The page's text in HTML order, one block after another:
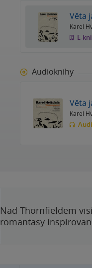
Věta
Karel
E-
Audioknihy
Věta
Karel
Nad Thornfieldem
romantasy